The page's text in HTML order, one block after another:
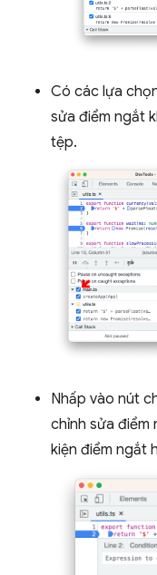
Có các lựa
sửa điểm ngắt
tệp.
Nhấp vào nút
chỉnh sửa điểm
kiện điểm ngắt